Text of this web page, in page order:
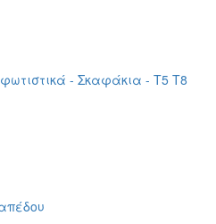
- Σκαφάκια - Τ5 T8